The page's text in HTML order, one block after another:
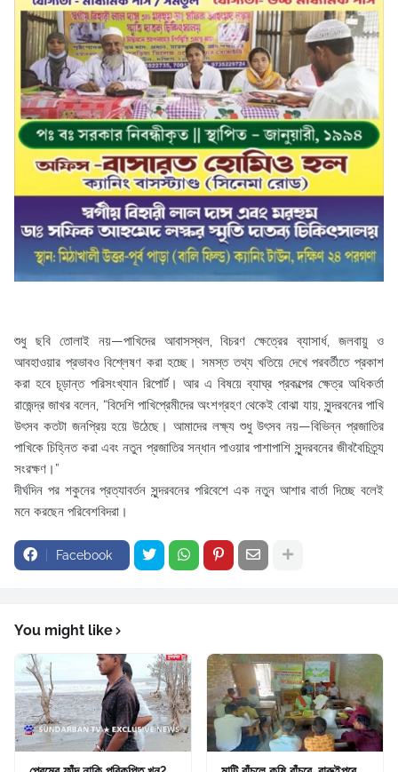
শুধু ছবি তোলাই নয়—পাখিদের আবাসস্থল, বিচরণ ক্ষেত্রের ব্যাসার্ধ, জলবায়ু ও
আবহাওয়ার প্রভাবও বিশ্লেষণ করা হচ্ছে। সমস্ত তথ্য খতিয়ে দেখে পরবর্তীতে প্রকাশ
করা হবে চূড়ান্ত পরিসংখ্যান রিপোর্ট। আর এ বিষয়ে ব্যাঘ্র প্রকল্পের ক্ষেত্র অধিকর্তা
রাজেন্দ্র জাখর বলেন, “বিদেশি পাখিপ্রেমীদের অংশগ্রহণ থেকেই বোঝা যায়, সুন্দরবনের পাখি
উৎসব কতটা জনপ্রিয় হয়ে উঠেছে। আমাদের লক্ষ্য শুধু উৎসব নয়—বিভিন্ন প্রজাতির
পাখিকে চিহ্নিত করা এবং নতুন প্রজাতির সন্ধান পাওয়ার পাশাপাশি সুন্দরবনের জীববৈচিত্র্য
সংরক্ষণ।”
দীর্ঘদিন পর শকুনের প্রত্যাবর্তন সুন্দরবনের পরিবেশে এক নতুন আশার বার্তা দিচ্ছে বলেই
মনে করছেন পরিবেশবিদরা।
Facebook
You might like